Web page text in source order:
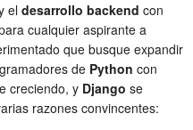
el desarrollo backend con
cualquier aspirante a
que busque expandir
de Python con
creciendo, y Django se
razones convincentes: